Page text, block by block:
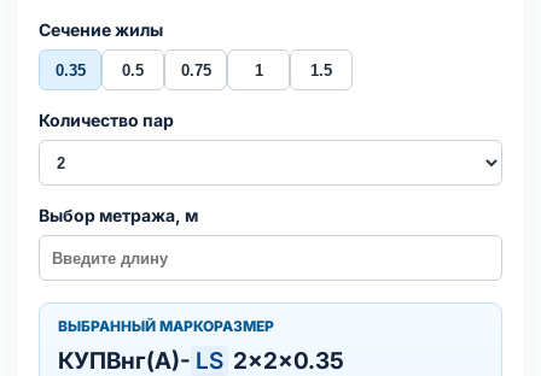
Сечение жилы
0.35 0.5 0.75 1 1.5
Количество пар
Выбор метража, м
ВЫБРАННЫЙ МАРКОРАЗМЕР
КУПВнг(А)- LS 2×2×0.35